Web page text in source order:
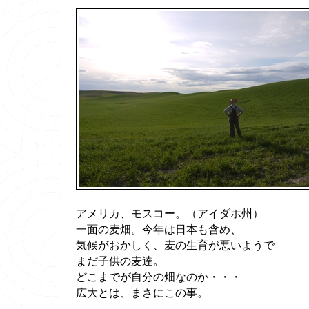
アメリカ、モスコー。（アイダホ州）
一面の麦畑。今年は日本も含め、
気候がおかしく、麦の生育が悪いようで
まだ子供の麦達。
どこまでが自分の畑なのか・・・
広大とは、まさにこの事。